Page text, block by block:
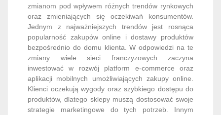
zmianom pod wpływem różnych trendów rynkowych
oraz zmieniających się oczekiwań konsumentów.
Jednym z najważniejszych trendów jest rosnąca
popularność zakupów online i dostawy produktów
bezpośrednio do domu klienta. W odpowiedzi na te
zmiany wiele sieci franczyzowych zaczyna
inwestować w rozwój platform e-commerce oraz
aplikacji mobilnych umożliwiających zakupy online.
Klienci oczekują wygody oraz szybkiego dostępu do
produktów, dlatego sklepy muszą dostosować swoje
strategie marketingowe do tych potrzeb. Innym